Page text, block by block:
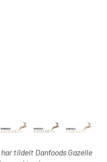
tildelt Danfoods Gazelle